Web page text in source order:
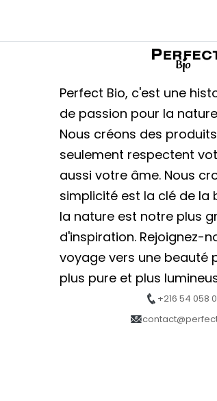
Perfect Bio, c'est une
de passion pour la
Nous créons des
seulement respectent
aussi votre âme. Nous
simplicité est la clé de la
la nature est notre plus
d'inspiration. Rejoignez-
voyage vers une beauté
plus pure et plus
+216 54 058